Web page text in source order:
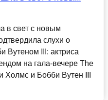
в свет с новым
слухи о
Вутеном III: актриса
на гала-вечере The
Холмс и Бобби Вутен III